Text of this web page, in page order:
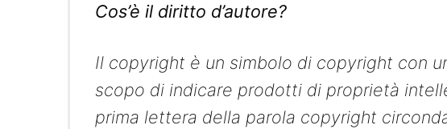
Cos’è il diritto d’autore?
Il copyright è un simbolo di copyright con
scopo di indicare prodotti di proprietà
prima lettera della parola copyright